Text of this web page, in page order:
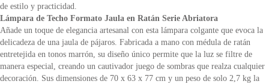
de estilo y practicidad.
Lámpara de Techo Formato Jaula en Ratán Serie Abriatora
Añade un toque de elegancia artesanal con esta lámpara colgante que evoca la
delicadeza de una jaula de pájaros. Fabricada a mano con médula de ratán
entretejida en tonos marrón, su diseño único permite que la luz se filtre de
manera especial, creando un cautivador juego de sombras que realza cualquier
decoración. Sus dimensiones de 70 x 63 x 77 cm y un peso de solo 2,7 kg la